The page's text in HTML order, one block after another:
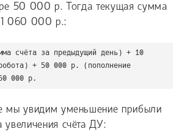
50 000 р. Тогда текущая сумма
1 060 000 р.:
счёта за предыдущий день) + 10
+ 50 000 р. (пополнение
000 р.
мы увидим уменьшение прибыли
увеличения счёта ДУ: